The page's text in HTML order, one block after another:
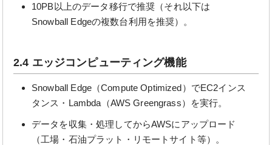
10PB以上のデータ移行で推奨（それ以下は
Snowball Edgeの複数台利用を推奨）。
2.4 エッジコンピューティング機能
Snowball Edge（Compute Optimized）でEC2インス
タンス・Lambda（AWS Greengrass）を実行。
データを収集・処理してからAWSにアップロード
（工場・石油プラット・リモートサイト等）。